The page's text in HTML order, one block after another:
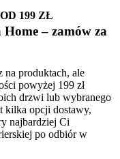
199 ZŁ
– zamów za
na produktach, ale
powyżej 199 zł
drzwi lub wybranego
kilka opcji dostawy,
najbardziej Ci
po odbiór w